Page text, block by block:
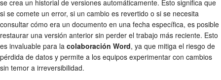
se crea un historial de versiones automáticamente. Esto significa que
si se comete un error, si un cambio es revertido o si se necesita
consultar cómo era un documento en una fecha específica, es posible
restaurar una versión anterior sin perder el trabajo más reciente. Esto
es invaluable para la colaboración Word, ya que mitiga el riesgo de
pérdida de datos y permite a los equipos experimentar con cambios
sin temor a irreversibilidad.